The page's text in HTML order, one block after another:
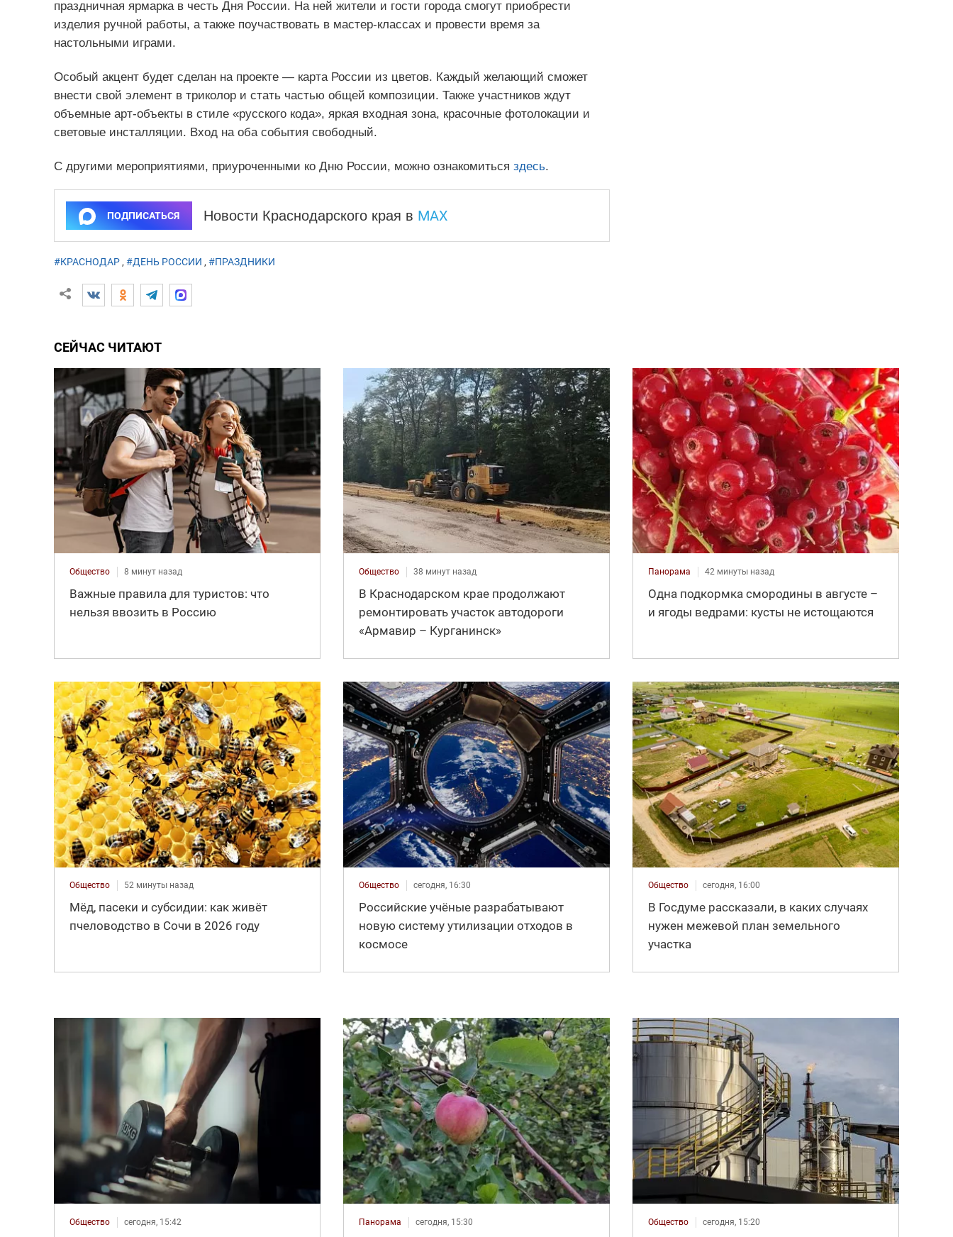
праздничная ярмарка в честь Дня России. На ней жители и гости города смогут приобрести
изделия ручной работы, а также поучаствовать в мастер-классах и провести время за
настольными играми.
Особый акцент будет сделан на проекте — карта России из цветов. Каждый желающий сможет
внести свой элемент в триколор и стать частью общей композиции. Также участников ждут
объемные арт-объекты в стиле «русского кода», яркая входная зона, красочные фотолокации и
световые инсталляции. Вход на оба события свободный.
С другими мероприятиями, приуроченными ко Дню России, можно ознакомиться здесь.
ПОДПИСАТЬСЯ Новости Краснодарского края в MAX
#КРАСНОДАР, #ДЕНЬ РОССИИ , #ПРАЗДНИКИ
СЕЙЧАС ЧИТАЮТ
Общество 8 минут назад
Важные правила для туристов: что
нельзя ввозить в Россию
Общество 38 минут назад
В Краснодарском крае продолжают
ремонтировать участок автодороги
«Армавир – Курганинск»
Панорама 42 минуты назад
Одна подкормка смородины в августе –
и ягоды ведрами: кусты не истощаются
Общество 52 минуты назад
Мёд, пасеки и субсидии: как живёт
пчеловодство в Сочи в 2026 году
Общество сегодня, 16:30
Российские учёные разрабатывают
новую систему утилизации отходов в
космосе
Общество сегодня, 16:00
В Госдуме рассказали, в каких случаях
нужен межевой план земельного
участка
Общество сегодня, 15:42 Панорама сегодня, 15:30 Общество сегодня, 15:20